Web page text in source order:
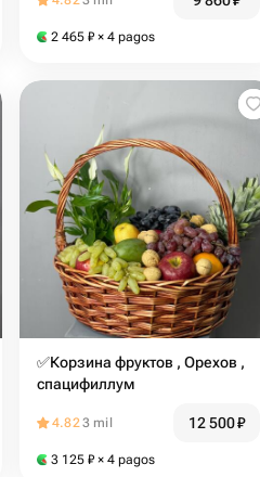
2 465 ₽ × 4 pagos
✅Корзина фруктов , Орехов ,
спацифиллум
4.823 mil 12 500₽
3 125 ₽ × 4 pagos